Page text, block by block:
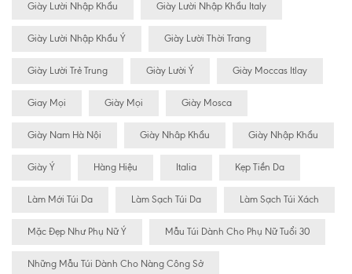
Giày Lười Nhập Khẩu Giày Lười Nhập Khẩu Italy
Giày Lười Nhập Khẩu Ý Giày Lười Thời Trang
Giày Lười Trẻ Trung Giày Lười Ý Giày Moccas Itlay
Giay Mọi Giày Mọi Giày Mosca
Giày Nam Hà Nội Giày Nhâp Khẩu Giày Nhập Khẩu
Giày Ý Hàng Hiệu Italia Kẹp Tiền Da
Làm Mới Túi Da Làm Sạch Túi Da Làm Sạch Túi Xách
Mặc Đẹp Như Phụ Nữ Ý Mẫu Túi Dành Cho Phụ Nữ Tuổi 30
Những Mẫu Túi Dành Cho Nàng Công Sở